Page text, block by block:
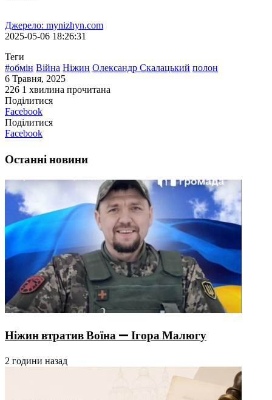
Джерело: mynizhyn.com
2025-05-06 18:26:31
Теги
#обмін Війна Ніжин Олександр Скалацький полон
6 Травня, 2025
226 1 хвилина прочитана
Поділитися
Facebook
Поділитися
Facebook
Останні новини
Ніжин втратив Воїна — Ігора Малюгу
2 години назад